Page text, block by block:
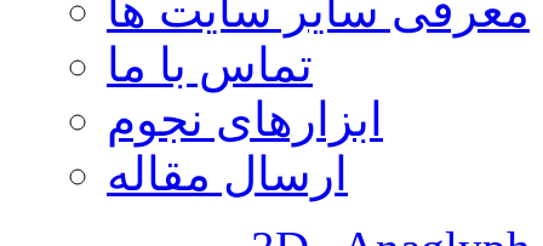
تماس با ما
ابزارهای نجوم
ارسال مقاله